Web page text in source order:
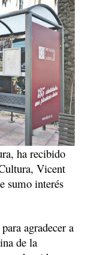
ha recibido
Vicent
sumo interés
agradecer a
de la